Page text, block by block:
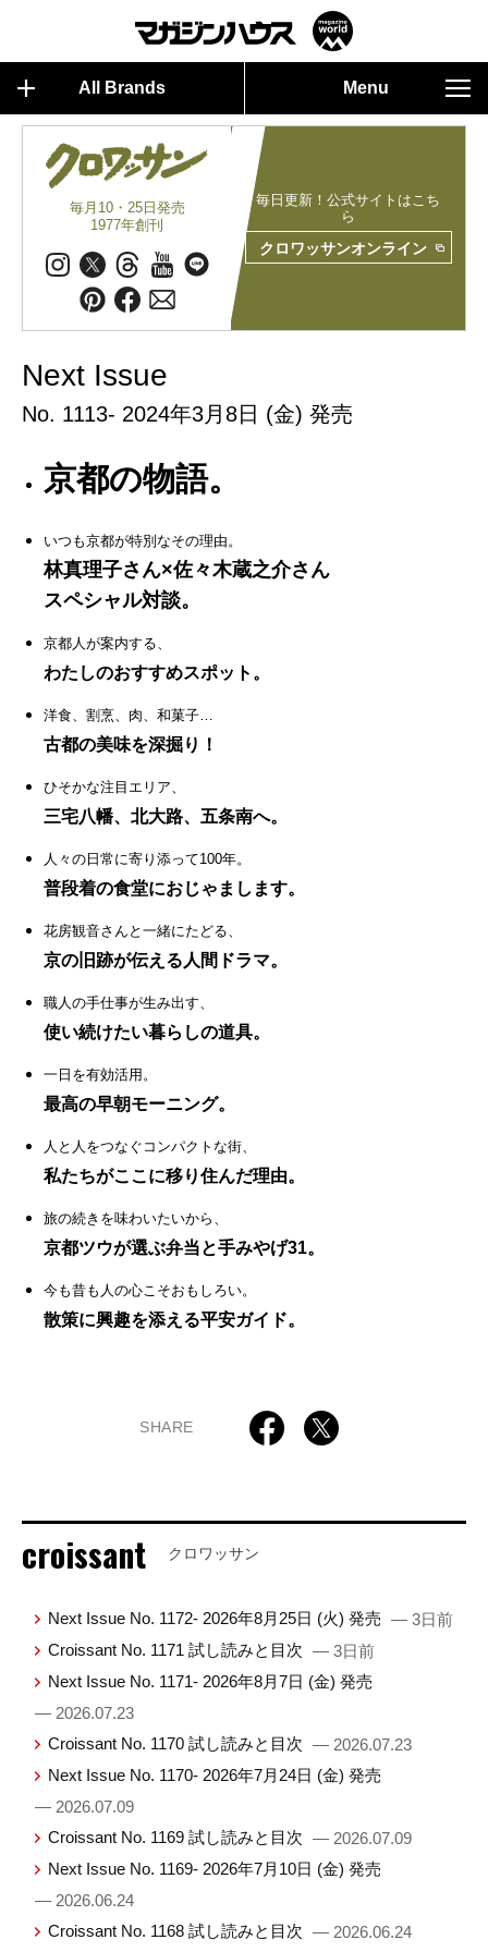
All Brands Menu
毎月10・25日発売
1977年創刊
毎日更新！公式サイトはこち
ら
クロワッサンオンライン
Next Issue
No. 1113- 2024年3月8日 (金) 発売
京都の物語。
いつも京都が特別なその理由。
林真理子さん×佐々木蔵之介さん
スペシャル対談。
京都人が案内する、
わたしのおすすめスポット。
洋食、割烹、肉、和菓子…
古都の美味を深掘り！
ひそかな注目エリア、
三宅八幡、北大路、五条南へ。
人々の日常に寄り添って100年。
普段着の食堂におじゃまします。
花房観音さんと一緒にたどる、
京の旧跡が伝える人間ドラマ。
職人の手仕事が生み出す、
使い続けたい暮らしの道具。
一日を有効活用。
最高の早朝モーニング。
人と人をつなぐコンパクトな街、
私たちがここに移り住んだ理由。
旅の続きを味わいたいから、
京都ツウが選ぶ弁当と手みやげ31。
今も昔も人の心こそおもしろい。
散策に興趣を添える平安ガイド。
SHARE
croissant クロワッサン
Next Issue No. 1172- 2026年8月25日 (火) 発売 — 3日前
Croissant No. 1171 試し読みと目次 — 3日前
Next Issue No. 1171- 2026年8月7日 (金) 発売
— 2026.07.23
Croissant No. 1170 試し読みと目次 — 2026.07.23
Next Issue No. 1170- 2026年7月24日 (金) 発売
— 2026.07.09
Croissant No. 1169 試し読みと目次 — 2026.07.09
Next Issue No. 1169- 2026年7月10日 (金) 発売
— 2026.06.24
Croissant No. 1168 試し読みと目次 — 2026.06.24